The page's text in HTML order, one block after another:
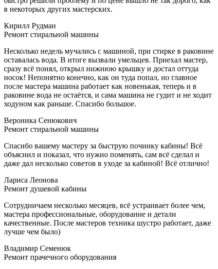
в некоторых других мастерских.
Кирилл Рудман
Ремонт стиральной машины
Несколько недель мучались с машиной, при стирке в раковине
оставалась вода. В итоге вызвали умельцев. Приехал мастер,
сразу всё понял, открыл нижнюю крышку и достал оттуда
носок! Непонятно конечно, как он туда попал, но главное
после мастера машина работает как новенькая, теперь и в
раковине вода не остаётся, и сама машина не гудит и не ходит
ходуном как раньше. Спасибо большое.
Вероника Сенюкович
Ремонт стиральной машины
Спасибо вашему мастеру за быструю починку кабины! Всё
объяснил и показал, что нужно поменять, сам всё сделал и
даже дал несколько советов в уходе за кабиной! Всё отлично!
Лариса Леонова
Ремонт душевой кабины
Сотрудничаем несколько месяцев, всё устраивает более чем,
мастера профессиональные, оборудование и детали
качественные. После мастеров техника шустро работает, даже
лучше чем было)
Владимир Семенюк
Ремонт прачечного оборудования